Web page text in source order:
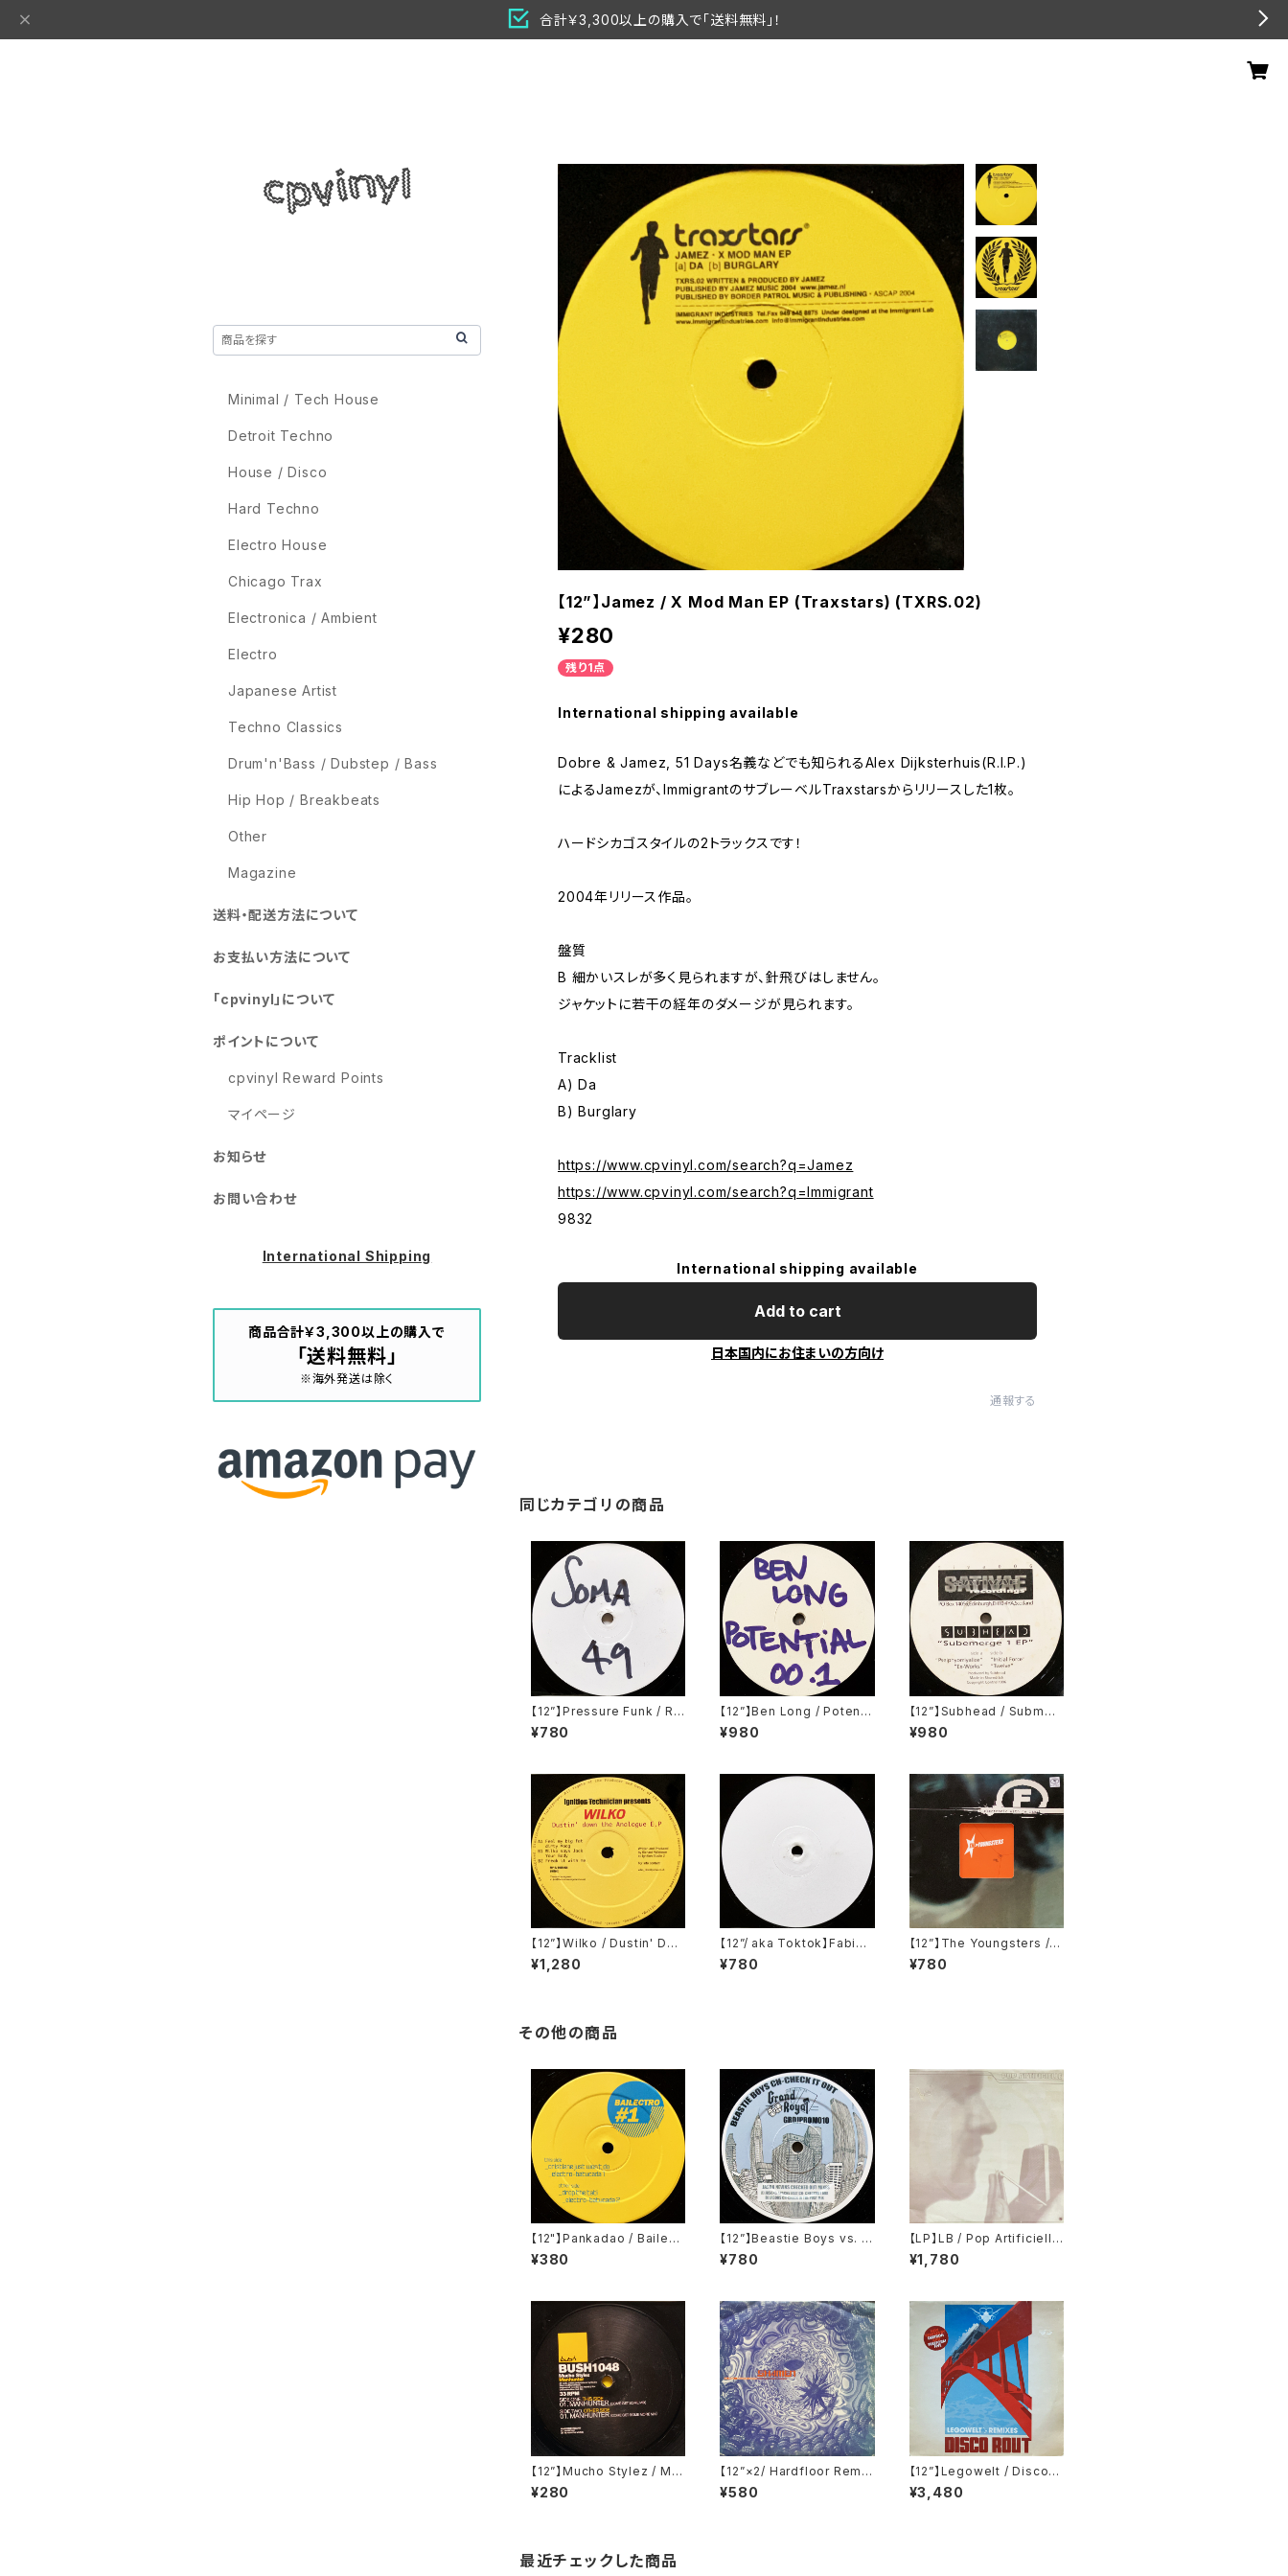
合計￥3,300以上の購入で「送料無料」！
【12”】Jamez / X Mod Man EP (Traxstars) (TXRS.02)
¥280
残り1点
International shipping available
Dobre & Jamez, 51 Days名義などでも知られるAlex Dijksterhuis(R.I.P.)
によるJamezが、ImmigrantのサブレーベルTraxstarsからリリースした1枚。
ハードシカゴスタイルの2トラックスです！
2004年リリース作品。
盤質
B 細かいスレが多く見られますが、針飛びはしません。
ジャケットに若干の経年のダメージが見られます。
Tracklist
A) Da
B) Burglary
https://www.cpvinyl.com/search?q=Jamez
https://www.cpvinyl.com/search?q=Immigrant
9832
International shipping available
Add to cart
日本国内にお住まいの方向け
通報する
同じカテゴリの商品
【12”】Pressure Funk / Ra
w Spirit (Soma Quality R
ecordings) (SOMA 49)
¥780
【12”】Ben Long / Potenti
al 001 (Potential) (POT0
01)
¥980
【12”】Subhead / Submer
ge 1 EP (Sativae Recordi
ngs) (tiva006)
¥980
【12”】Wilko / Dustin' Dow
n The Analogue E.P (Igni
tion Records) (IGT 010)
¥1,280
【12”/ aka Toktok】Fabian
Feyerabendt / Moabit R
ules (V-Records) (V011)
¥780
【12”】The Youngsters / E
nd (F Communications)
(F 135)
¥780
その他の商品
【12"】Pankadao / Bailectr
o #1 (bailectro) ‎(BR001)
¥380
【12”】Beastie Boys vs. J
ason Nevins / Ch-Check
It Out (Remix) (GRDJPR
¥780
【LP】LB / Pop Artificielle
(KK Records) ‎(KK 141)
¥1,780
【12”】Mucho Stylez / Ma
nhunter (Bush) (Bush 10
48)
¥280
【12”×2/ Hardfloor Remi
x】The Shamen / Destina
tion Eschaton (Disco Cla
¥580
【12”】Legowelt / Disco R
out (Cocoon Recording
s) (COR12"004)
¥3,480
最近チェックした商品
Minimal / Tech House
Detroit Techno
House / Disco
Hard Techno
Electro House
Chicago Trax
Electronica / Ambient
Electro
Japanese Artist
Techno Classics
Drum'n'Bass / Dubstep / Bass
Hip Hop / Breakbeats
Other
Magazine
送料・配送方法について
お支払い方法について
「cpvinyl」について
ポイントについて
cpvinyl Reward Points
マイページ
お知らせ
お問い合わせ
International Shipping
商品合計￥3,300以上の購入で
「送料無料」
※海外発送は除く